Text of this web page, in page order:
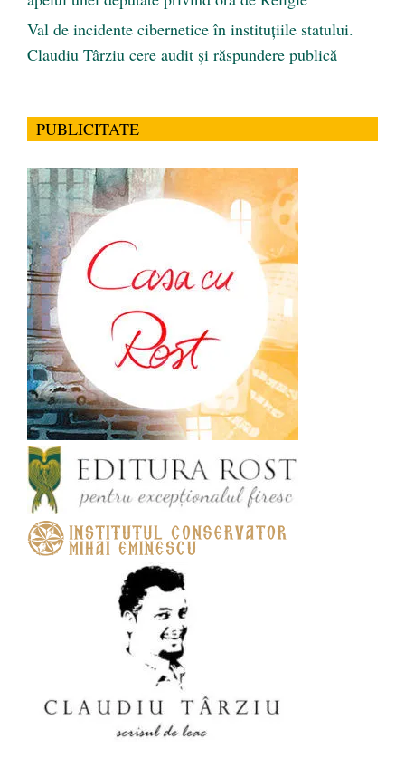
Val de incidente cibernetice în instituțiile statului.
Claudiu Târziu cere audit și răspundere publică
PUBLICITATE